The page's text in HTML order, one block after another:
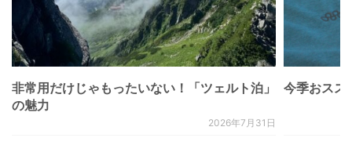
非常用だけじゃもったいない！「ツェルト泊」
の魅力
2026年7月31日
今季おスス